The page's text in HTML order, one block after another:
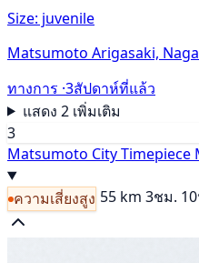
Size: juvenile
Matsumoto Arigasaki,
ทางการ ·3สัปดาห์ที่แล้ว
แสดง 2 เพิ่มเติม
3
Matsumoto City Timepiece
ความเสี่ยงสูง 55 km 3ชม.